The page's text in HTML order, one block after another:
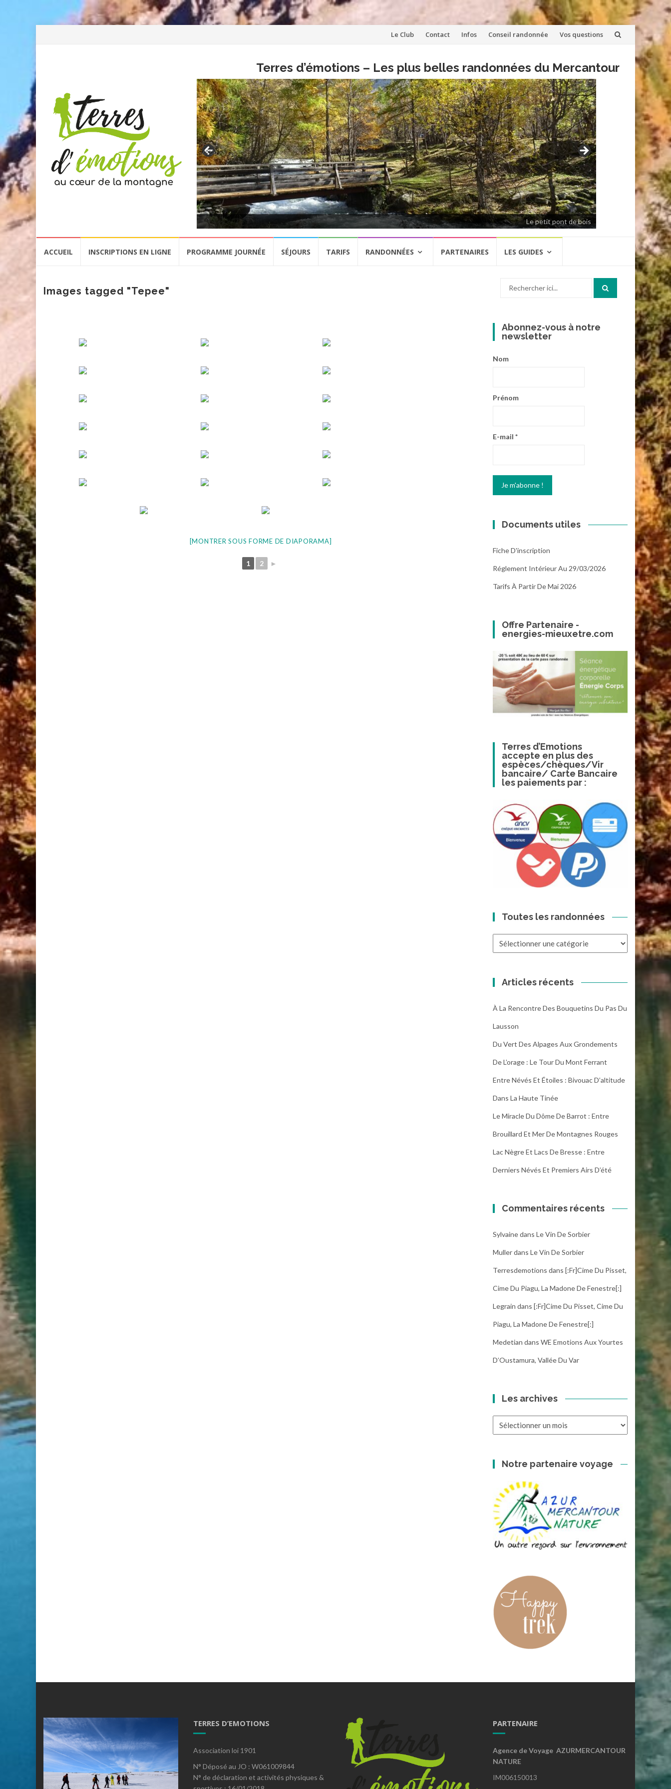
Aller
contenu
Le Club Contact Infos Conseil randonnée Vos questions
Terres d’émotions – Les plus belles randonnées du Mercantour
Le petit pont de bois
Previous
ACCUEIL INSCRIPTIONS EN LIGNE PROGRAMME JOURNÉE SÉJOURS TARIFS RANDONNÉES PARTENAIRES LES GUIDES
Images tagged "Tepee"
[MONTRER SOUS FORME DE DIAPORAMA]
1 2 ►
Abonnez-vous à notre
newsletter
Nom
Prénom
E-mail *
Documents utiles
Fiche D'inscription
Réglement Intérieur Au 29/03/2026
Tarifs À Partir De Mai 2026
Offre Partenaire -
energies-mieuxetre.com
Terres d’Emotions
accepte en plus des
espèces/chèques/Vir
bancaire/ Carte Bancaire
les paiements par :
Toutes les randonnées
Articles récents
À La Rencontre Des Bouquetins Du Pas Du
Lausson
Du Vert Des Alpages Aux Grondements
De L’orage : Le Tour Du Mont Ferrant
Entre Névés Et Étoiles : Bivouac D’altitude
Dans La Haute Tinée
Le Miracle Du Dôme De Barrot : Entre
Brouillard Et Mer De Montagnes Rouges
Lac Nègre Et Lacs De Bresse : Entre
Derniers Névés Et Premiers Airs D’été
Commentaires récents
Sylvainedans Le Vin De Sorbier
Mullerdans Le Vin De Sorbier
Terresdemotions dans [:fr]Cime Du Pisset,
Cime Du Piagu, La Madone De Fenestre[:]
Legrain dans [:fr]Cime Du Pisset, Cime Du
Piagu, La Madone De Fenestre[:]
Medetian dans WE Emotions Aux Yourtes
D’Oustamura, Vallée Du Var
Les archives
Notre partenaire voyage
TERRES D’EMOTIONS
Association loi 1901
N° Déposé au JO : W061009844
N° de déclaration et activités physiques &
PARTENAIRE
Agence de Voyage AZURMERCANTOUR
NATURE
IM006150013